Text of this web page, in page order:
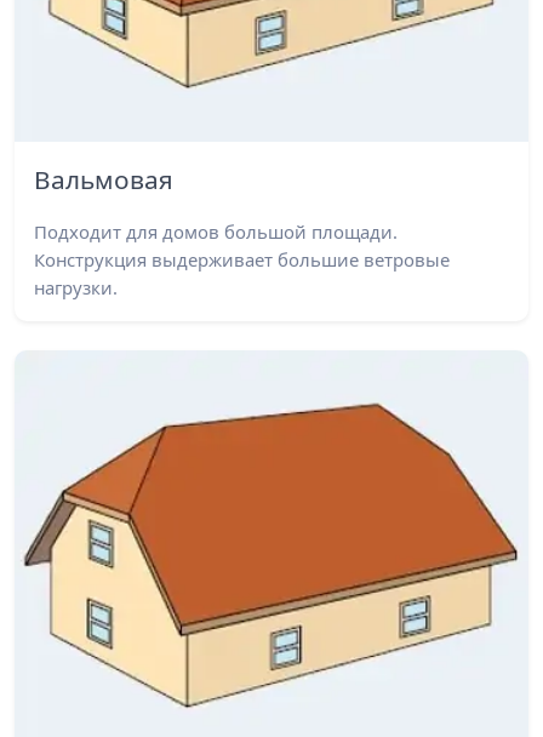
Вальмовая
Подходит для домов большой площади.
Конструкция выдерживает большие ветровые
нагрузки.